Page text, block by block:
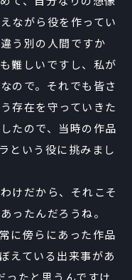
ながら役を作ってい
う別の人間ですか
難しいですし、私が
ので。それでも皆さ
存在を守っていきた
たので、当時の作品
という役に挑みまし
けだから、それこそ
ったんだろうね。
に傍らにあった作品
えている出来事があ